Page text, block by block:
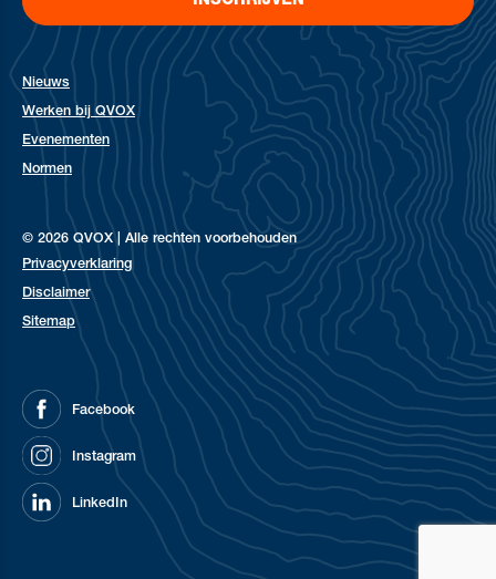
Nieuws
Werken bij QVOX
Evenementen
Normen
© 2026 QVOX | Alle rechten voorbehouden
Privacyverklaring
Disclaimer
Sitemap
Facebook
Instagram
LinkedIn